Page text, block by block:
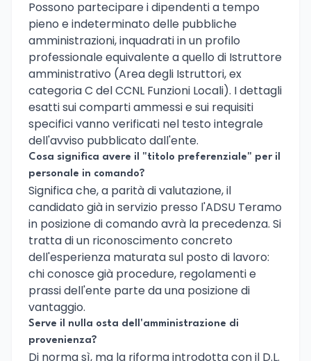
Possono partecipare i dipendenti a tempo
pieno e indeterminato delle pubbliche
amministrazioni, inquadrati in un profilo
professionale equivalente a quello di Istruttore
amministrativo (Area degli Istruttori, ex
categoria C del CCNL Funzioni Locali). I dettagli
esatti sui comparti ammessi e sui requisiti
specifici vanno verificati nel testo integrale
dell'avviso pubblicato dall'ente.
Cosa significa avere il "titolo preferenziale" per il
personale in comando?
Significa che, a parità di valutazione, il
candidato già in servizio presso l'ADSU Teramo
in posizione di comando avrà la precedenza. Si
tratta di un riconoscimento concreto
dell'esperienza maturata sul posto di lavoro:
chi conosce già procedure, regolamenti e
prassi dell'ente parte da una posizione di
vantaggio.
Serve il nulla osta dell'amministrazione di
provenienza?
Di norma sì, ma la riforma introdotta con il D.L.